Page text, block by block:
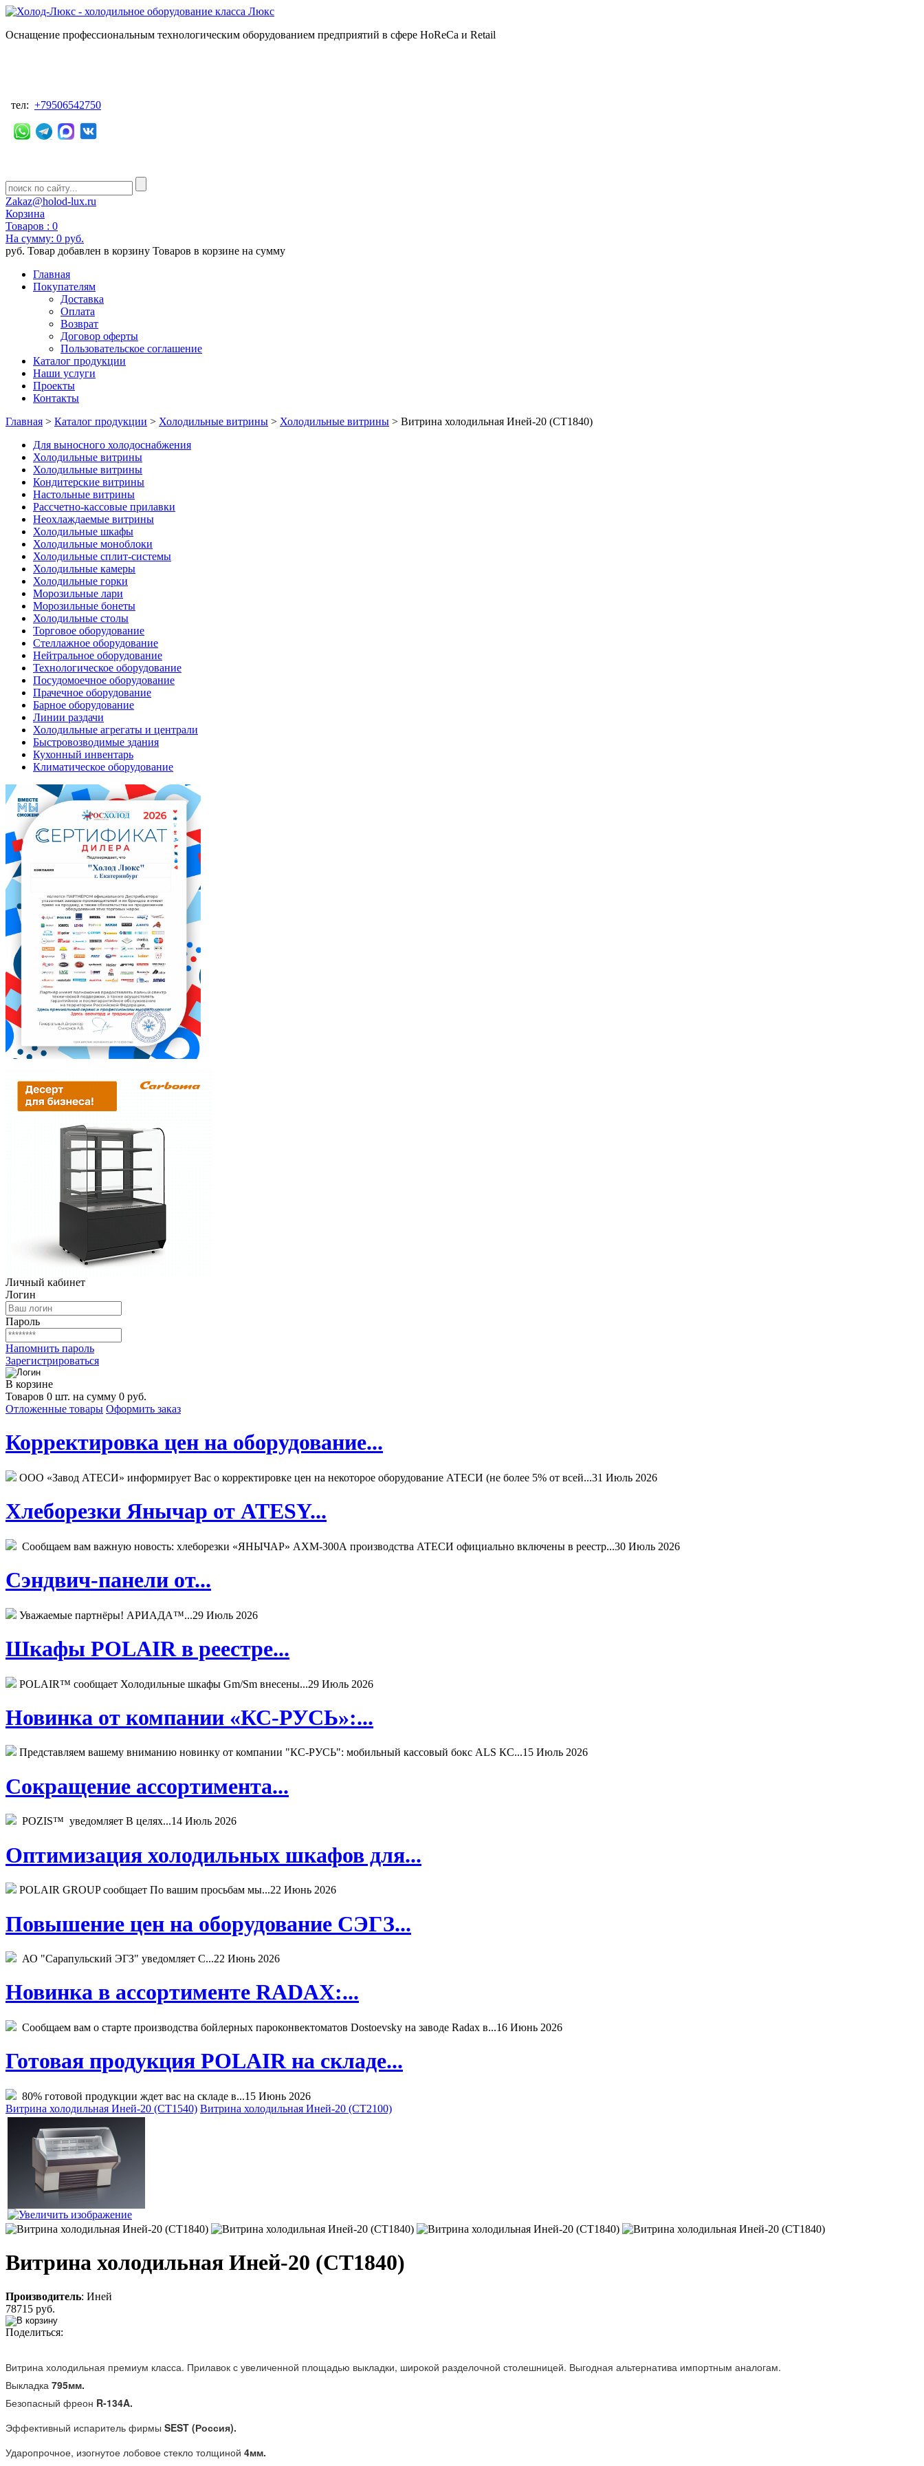
Оснащение профессиональным технологическим оборудованием предприятий в сфере HoReCa и Retail
тел: +79506542750
Zakaz@holod-lux.ru
Корзина
Товаров : 0
На сумму: 0 руб.
руб. Товар добавлен в корзину Товаров в корзине на сумму
Главная
Покупателям
Доставка
Оплата
Возврат
Договор оферты
Пользовательское соглашение
Каталог продукции
Наши услуги
Проекты
Контакты
Главная > Каталог продукции > Холодильные витрины > Холодильные витрины > Витрина холодильная Иней-20 (СТ1840)
Для выносного холодоснабжения
Холодильные витрины
Холодильные витрины
Кондитерские витрины
Настольные витрины
Рассчетно-кассовые прилавки
Неохлаждаемые витрины
Холодильные шкафы
Холодильные моноблоки
Холодильные сплит-системы
Холодильные камеры
Холодильные горки
Морозильные лари
Морозильные бонеты
Холодильные столы
Торговое оборудование
Стеллажное оборудование
Нейтральное оборудование
Технологическое оборудование
Посудомоечное оборудование
Прачечное оборудование
Барное оборудование
Линии раздачи
Холодильные агрегаты и централи
Быстровозводимые здания
Кухонный инвентарь
Климатическое оборудование
Личный кабинет
Логин
Пароль
Напомнить пароль
Зарегистрироваться
В корзине
Товаров 0 шт. на сумму 0 руб.
Отложенные товары Оформить заказ
Корректировка цен на оборудование...
ООО «Завод АТЕСИ» информирует Вас о корректировке цен на некоторое оборудование АТЕСИ (не более 5% от всей...31 Июль 2026
Хлеборезки Янычар от ATESY...
Сообщаем вам важную новость: хлеборезки «ЯНЫЧАР» АХМ-300А производства АТЕСИ официально включены в реестр...30 Июль 2026
Сэндвич-панели от...
Уважаемые партнёры! АРИАДА™...29 Июль 2026
Шкафы POLAIR в реестре...
POLAIR™ сообщает Холодильные шкафы Gm/Sm внесены...29 Июль 2026
Новинка от компании «КС-РУСЬ»:...
Представляем вашему вниманию новинку от компании "КС-РУСЬ": мобильный кассовый бокс ALS КС...15 Июль 2026
Сокращение ассортимента...
POZIS™ уведомляет В целях...14 Июль 2026
Оптимизация холодильных шкафов для...
POLAIR GROUP сообщает По вашим просьбам мы...22 Июнь 2026
Повышение цен на оборудование СЭГЗ...
АО "Сарапульский ЭГЗ" уведомляет С...22 Июнь 2026
Новинка в ассортименте RADAX:...
Сообщаем вам о старте производства бойлерных пароконвектоматов Dostoevsky на заводе Radax в...16 Июнь 2026
Готовая продукция POLAIR на складе...
80% готовой продукции ждет вас на складе в...15 Июнь 2026
Витрина холодильная Иней-20 (СТ1540) Витрина холодильная Иней-20 (СТ2100)
Витрина холодильная Иней-20 (СТ1840)
Производитель: Иней
78715 руб.
Поделиться:
Витрина холодильная премиум класса. Прилавок с увеличенной площадью выкладки, широкой разделочной столешницей. Выгодная альтернатива импортным аналогам.
Выкладка 795мм.
Безопасный фреон R-134A.
Эффективный испаритель фирмы SEST (Россия).
Ударопрочное, изогнутое лобовое стекло толщиной 4мм.